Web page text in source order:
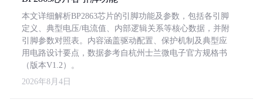
本文详细解析BP2863芯片的引脚功能及参数，包括各引脚
定义、典型电压/电流值、内部逻辑关系等核心数据，并附
引脚参数对照表。内容涵盖驱动配置、保护机制及典型应
用电路设计要点，数据参考自杭州士兰微电子官方规格书
（版本V1.2）。
2026年8月4日